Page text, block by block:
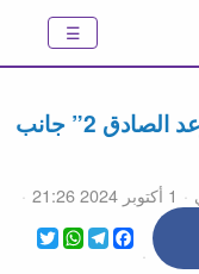
وزير الدفاع الإيراني: عملية “الوعد الصادق 2” جانب
1 أكتوبر 2024 21:26
Twitter
WhatsApp
Telegram
Facebook